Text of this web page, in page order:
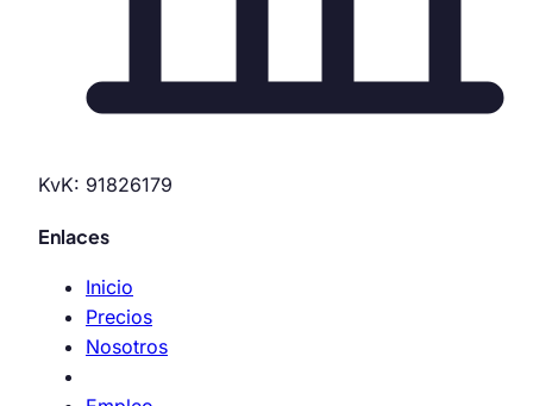
KvK: 91826179
Enlaces
Inicio
Precios
Nosotros